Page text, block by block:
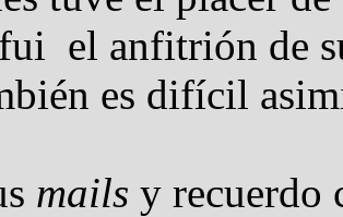
el anfitrión de
es difícil
mails y recuerdo